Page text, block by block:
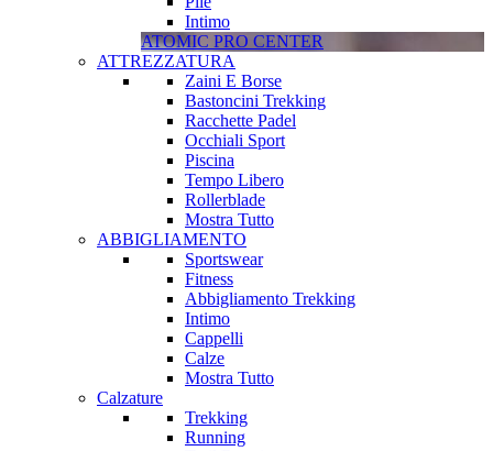
Intimo
ATOMIC PRO CENTER
ATTREZZATURA
Zaini E Borse
Bastoncini Trekking
Racchette Padel
Occhiali Sport
Piscina
Tempo Libero
Rollerblade
Mostra Tutto
ABBIGLIAMENTO
Sportswear
Fitness
Abbigliamento Trekking
Intimo
Cappelli
Calze
Mostra Tutto
Calzature
Trekking
Running